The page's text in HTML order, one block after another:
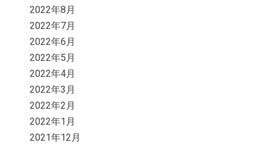
2022年8月
2022年7月
2022年6月
2022年5月
2022年4月
2022年3月
2022年2月
2022年1月
2021年12月